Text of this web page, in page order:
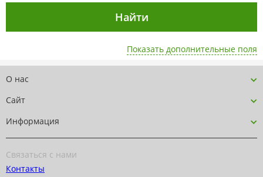
Показать дополнительные поля
О нас
Сайт
Информация
Связаться с нами
Контакты